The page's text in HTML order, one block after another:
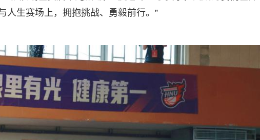
人生赛场上，拥抱挑战、勇毅前行。”